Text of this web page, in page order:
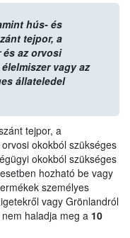
hús- és
tejpor, a
és az orvosi
vagy az
állateledel
tejpor, a
okokból szükséges
okokból szükséges
hozható be vagy
személyes
vagy Grönlandról
haladja meg a 10